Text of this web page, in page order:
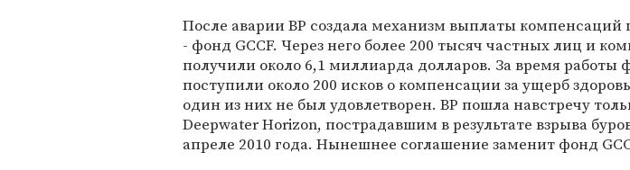
После аварии BP создала механизм выплаты
- фонд GCCF. Через него более 200 тысяч частных лиц и
получили около 6,1 миллиарда долларов. За время работы
поступили около 200 исков о компенсации за ущерб
один из них не был удовлетворен. BP пошла навстречу
Deepwater Horizon, пострадавшим в результате взрыва
апреле 2010 года. Нынешнее соглашение заменит фонд